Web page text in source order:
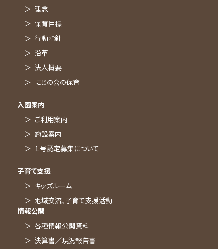
小金西グレースこども園
園からのお知らせ
園だより
交通アクセス
北小金グレースこども園
園だより
交通アクセス
大金平グレース保育園
園だより
交通アクセス
北小金グレースこども園 ノーチェルーム
園からのお知らせ
園だより
理念
保育目標
行動指針
沿革
法人概要
にじの会の保育
入園案内
ご利用案内
施設案内
１号認定募集について
子育て支援
キッズルーム
地域交流、子育て支援活動
情報公開
各種情報公開資料
決算書／現況報告書